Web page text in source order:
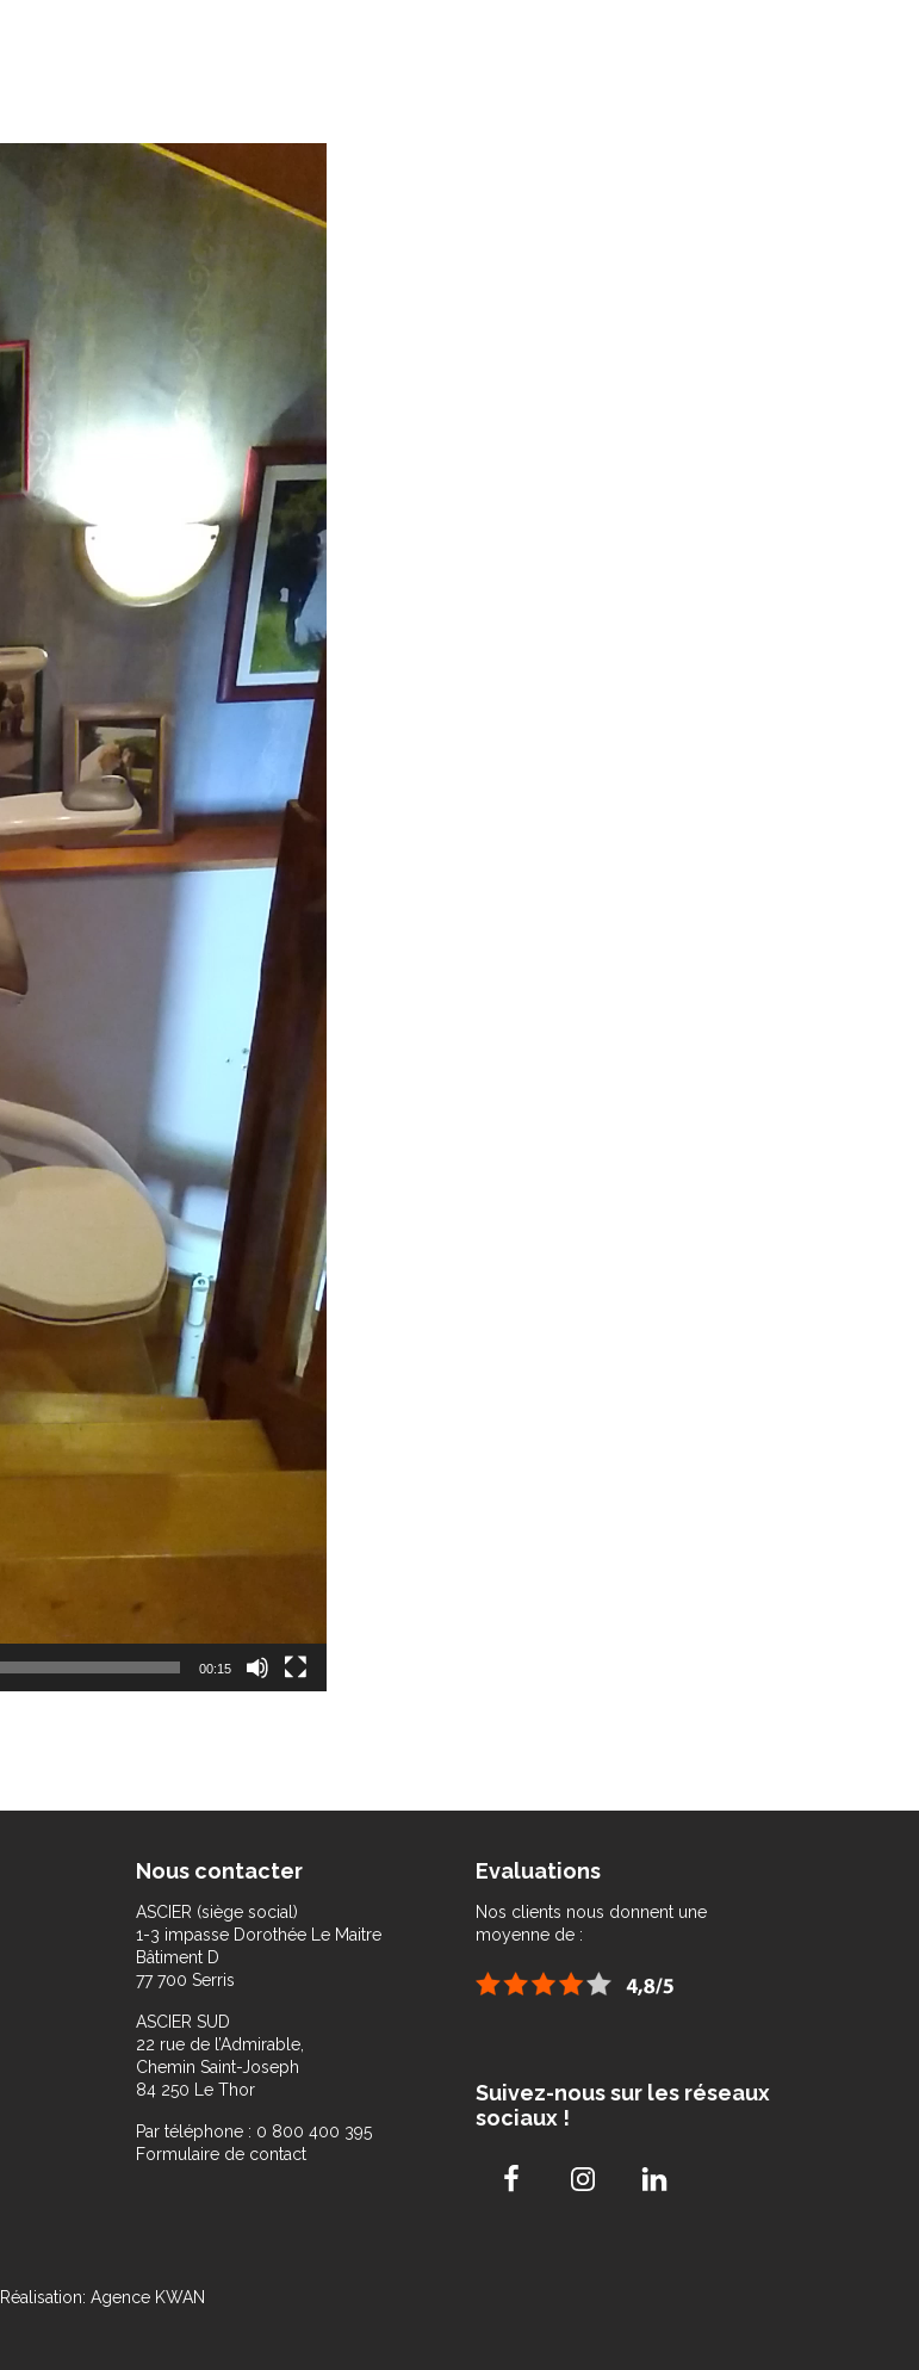
00:15
Nous contacter
ASCIER (siège social)
1-3 impasse Dorothée Le Maitre
Bâtiment D
77 700 Serris
ASCIER SUD
22 rue de l’Admirable,
Chemin Saint-Joseph
84 250 Le Thor
Par téléphone : 0 800 400 395
Formulaire de contact
Evaluations
Nos clients nous donnent une
moyenne de :
Suivez-nous sur les réseaux
sociaux !
Réalisation: Agence KWAN